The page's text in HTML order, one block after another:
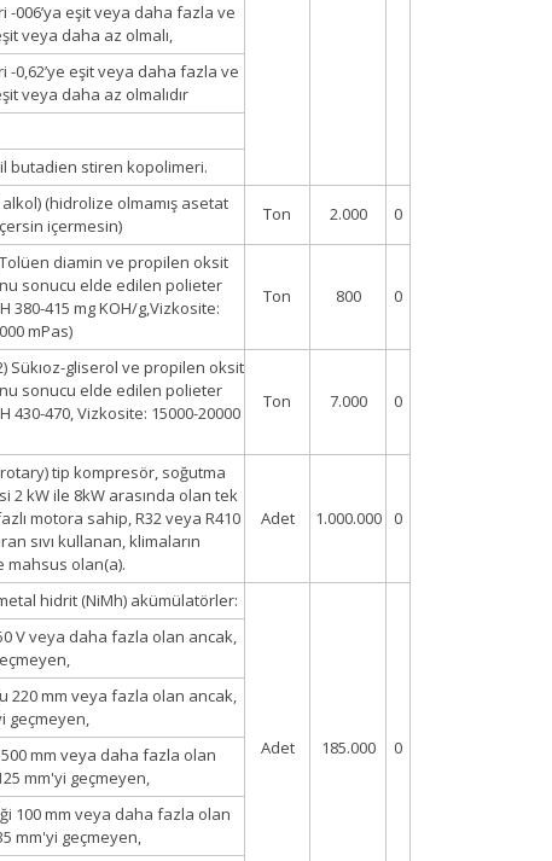
-006’ya eşit veya daha fazla ve
veya daha az olmalı,
-0,62’ye eşit veya daha fazla ve
veya daha az olmalıdır
butadien stiren kopolimeri.
(hidrolize olmamış asetat
içermesin)
Ton 2.000 0
Tolüen diamin ve propilen oksit
sonucu elde edilen polieter
380-415 mg KOH/g,Vizkosite:
mPas)
Ton 800 0
Sükıoz-gliserol ve propilen oksit
sonucu elde edilen polieter
430-470, Vizkosite: 15000-20000
Ton 7.000 0
tip kompresör, soğutma
2 kW ile 8kW arasında olan tek
motora sahip, R32 veya R410
sıvı kullanan, klimaların
mahsus olan(a).
Adet 1.000.000 0
hidrit (NiMh) akümülatörler:
Adet 185.000 0
V veya daha fazla olan ancak,
220 mm veya fazla olan ancak,
geçmeyen,
mm veya daha fazla olan
mm'yi geçmeyen,
100 mm veya daha fazla olan
mm'yi geçmeyen,